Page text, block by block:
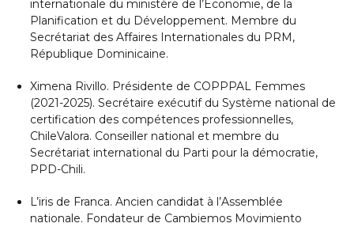
internationale du ministère de l’Économie, de la
Planification et du Développement. Membre du
Secrétariat des Affaires Internationales du PRM,
République Dominicaine.
Ximena Rivillo. Présidente de COPPPAL Femmes
(2021-2025). Secrétaire exécutif du Système national de
certification des compétences professionnelles,
ChileValora. Conseiller national et membre du
Secrétariat international du Parti pour la démocratie,
PPD-Chili.
L’iris de Franca. Ancien candidat à l’Assemblée
nationale. Fondateur de Cambiemos Movimiento